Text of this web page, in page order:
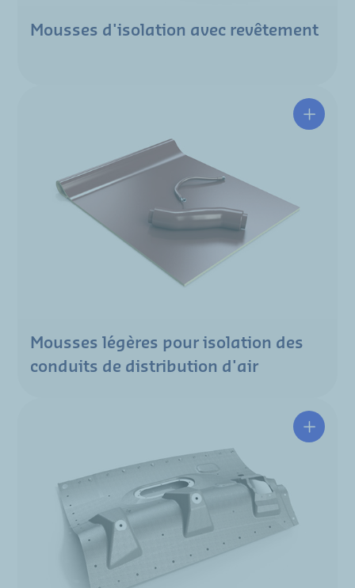
Mousses d'isolation avec revêtement
Mousses légères pour isolation des
conduits de distribution d'air